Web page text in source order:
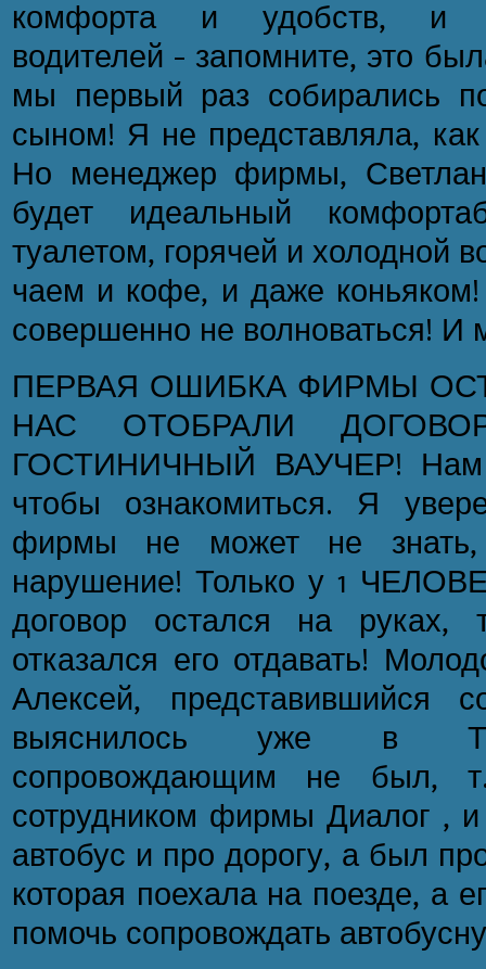
комфорта и удобств, и
водителей – запомните, это
мы первый раз собирались
сыном! Я не представляла,
Но менеджер фирмы,
будет идеальный
туалетом, горячей и холодной
чаем и кофе, и даже
совершенно не волноваться!
ПЕРВАЯ ОШИБКА ФИРМЫ
НАС ОТОБРАЛИ
ГОСТИНИЧНЫЙ ВАУЧЕР! Нам
чтобы ознакомиться. Я
фирмы не может не знать,
нарушение! Только у 1
договор остался на руках,
отказался его отдавать!
Алексей, представившийся
выяснилось уже в
сопровождающим не был,
сотрудником фирмы Диалог ,
автобус и про дорогу, а был
которая поехала на поезде, а
помочь сопровождать